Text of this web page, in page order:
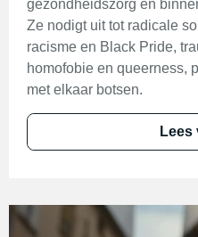
gezondheidszorg en
Ze nodigt uit tot radicale
racisme en Black Pride,
homofobie en queerness,
met elkaar botsen.
Lees